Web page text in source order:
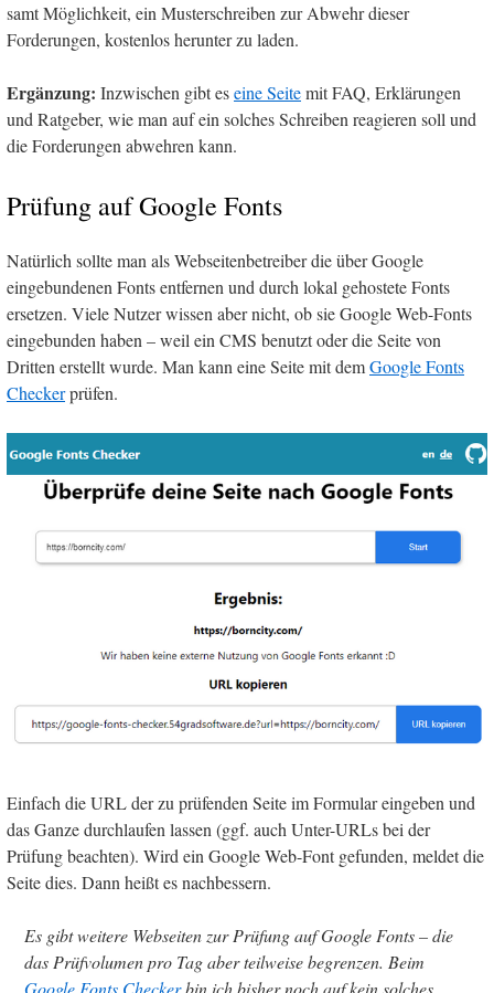
samt Möglichkeit, ein Musterschreiben zur Abwehr dieser
Forderungen, kostenlos herunter zu laden.
Ergänzung: Inzwischen gibt eseine Seitemit FAQ, Erklärungen
und Ratgeber, wie man auf ein solches Schreiben reagieren soll und
die Forderungen abwehren kann.
Prüfung auf Google Fonts
Natürlich sollte man als Webseitenbetreiber die über Google
eingebundenen Fonts entfernen und durch lokal gehostete Fonts
ersetzen. Viele Nutzer wissen aber nicht, ob sie Google Web-Fonts
eingebunden haben – weil ein CMS benutzt oder die Seite von
Dritten erstellt wurde. Man kann eine Seite mit demGoogle Fonts
Checkerprüfen.
Einfach die URL der zu prüfenden Seite im Formular eingeben und
das Ganze durchlaufen lassen (ggf. auch Unter-URLs bei der
Prüfung beachten). Wird ein Google Web-Font gefunden, meldet die
Seite dies. Dann heißt es nachbessern.
Es gibt weitere Webseiten zur Prüfung auf Google Fonts – die
das Prüfvolumen pro Tag aber teilweise begrenzen. Beim
Google Fonts Checkerbin ich bisher noch auf kein solches